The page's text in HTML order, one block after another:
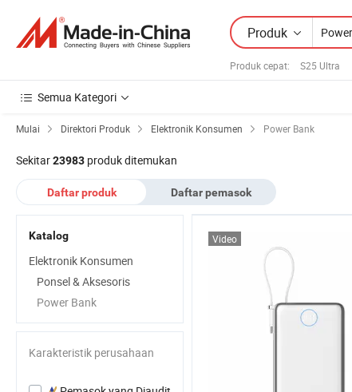
Produk
Produk cepat: S25 Ultra
Semua Kategori
Mulai Direktori Produk Elektronik Konsumen Power Bank
Sekitar23983 produk ditemukan
Daftar produk Daftar pemasok
Video
Katalog
Elektronik Konsumen
Ponsel & Aksesoris
Power Bank
Karakteristik perusahaan